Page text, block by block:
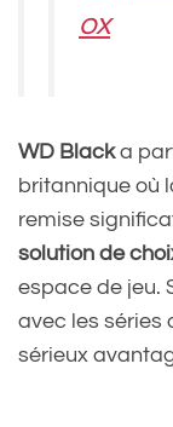
ox
WD Blacka
britannique où
remise
solution de
espace de jeu.
avec les séries
sérieux